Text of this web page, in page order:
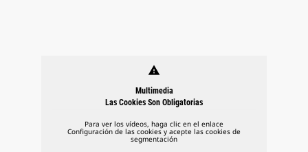
warning
Multimedia
Las Cookies Son Obligatorias
Para ver los vídeos, haga clic en el enlace
Configuración de las cookies y acepte las cookies de
segmentación